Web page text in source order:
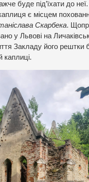
буде під’їхати до
є місцем
Скарбека.
у Львові на
Закладу його рештки
каплиці.